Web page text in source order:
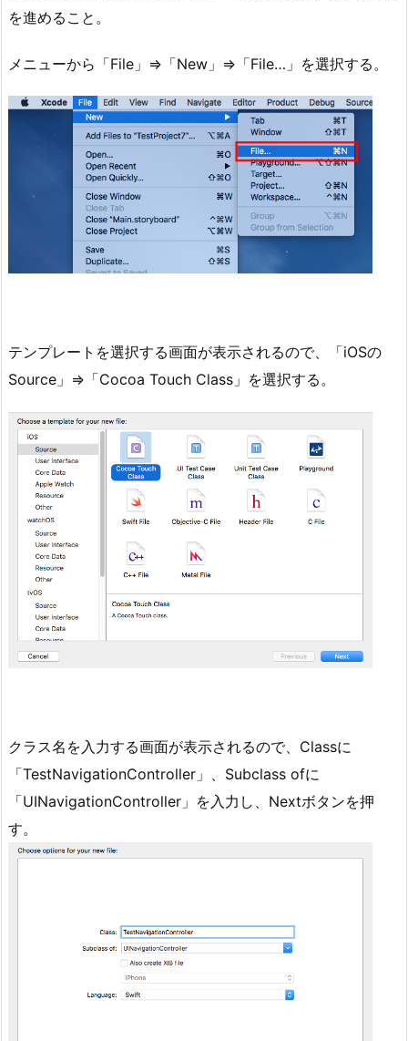
を進めること。
メニューから「File」⇒「New」⇒「File…」を選択する。
テンプレートを選択する画面が表示されるので、「iOSの
Source」⇒「Cocoa Touch Class」を選択する。
クラス名を入力する画面が表示されるので、Classに
「TestNavigationController」、Subclass ofに
「UINavigationController」を入力し、Nextボタンを押
す。